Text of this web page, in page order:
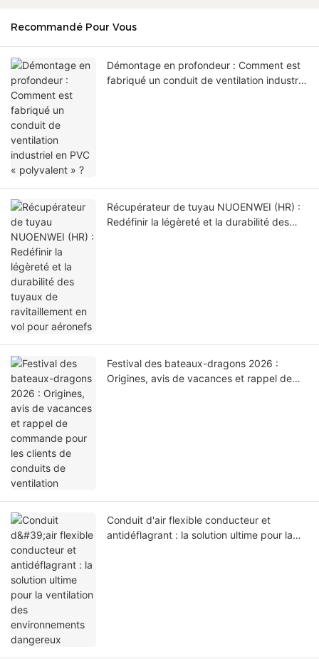
Recommandé Pour Vous
Démontage en profondeur : Comment est
fabriqué un conduit de ventilation industriel
Récupérateur de tuyau NUOENWEI (HR) :
Redéfinir la légèreté et la durabilité des
Festival des bateaux-dragons 2026 :
Origines, avis de vacances et rappel de
Conduit d'air flexible conducteur et
antidéflagrant : la solution ultime pour la